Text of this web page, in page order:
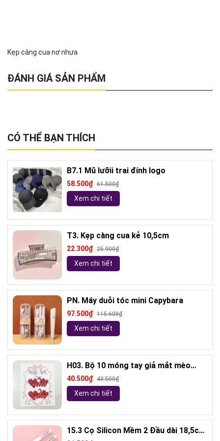
Kẹp càng cua nơ nhựa
ĐÁNH GIÁ SẢN PHẨM
CÓ THỂ BẠN THÍCH
B7.1 Mũ lưỡii trai đính logo
58.500₫ 61.500₫
Xem chi tiết
T3. Kẹp càng cua kẻ 10,5cm
22.300₫ 25.900₫
Xem chi tiết
PN. Máy duỗi tóc mini Capybara
97.500₫ 115.600₫
Xem chi tiết
H03. Bộ 10 móng tay giả mắt mèo
kèm keo và giũa móng (ngẫu nhiên)
40.500₫ 43.500₫
Xem chi tiết
15.3 Cọ Silicon Mềm 2 Đầu dài 18,5cm